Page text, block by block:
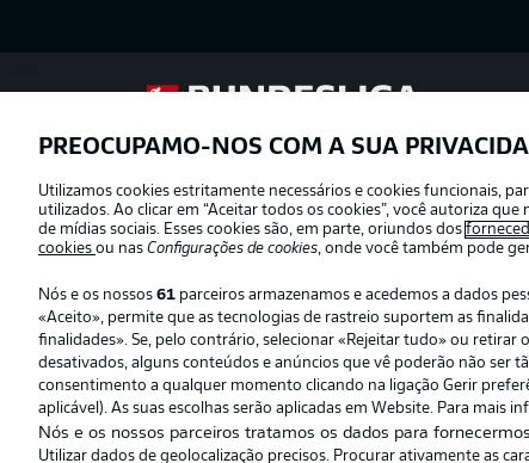
Football as it’s meant to be
Oferecido por
PREOCUPAMO-NOS COM A SUA
Utilizamos cookies estritamente necessários e cookies funcionais,
utilizados. Ao clicar em “Aceitar todos os cookies”, você autoriza
de mídias sociais. Esses cookies são, em parte, oriundos dos
cookies ou nas Configurações de cookies, onde você também pode
Nós e os nossos 61 parceiros armazenamos e acedemos a dados
«Aceito», permite que as tecnologias de rastreio suportem as
finalidades». Se, pelo contrário, selecionar «Rejeitar tudo» ou
desativados, alguns conteúdos e anúncios que vê poderão não ser
consentimento a qualquer momento clicando na ligação Gerir
aplicável). As suas escolhas serão aplicadas em Website. Para mais
Nós e os nossos parceiros tratamos os dados para
Utilizar dados de geolocalização precisos. Procurar ativamente as